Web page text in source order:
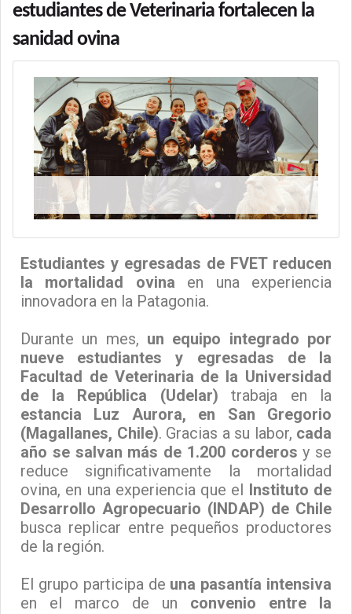
estudiantes de Veterinaria fortalecen la
sanidad ovina
Estudiantes y egresadas de FVET reducen
la mortalidad ovina en una experiencia
innovadora en la Patagonia.
Durante un mes, un equipo integrado por
nueve estudiantes y egresadas de la
Facultad de Veterinaria de la Universidad
de la República (Udelar) trabaja en la
estancia Luz Aurora, en San Gregorio
(Magallanes, Chile). Gracias a su labor, cada
año se salvan más de 1.200 corderos y se
reduce significativamente la mortalidad
ovina, en una experiencia que el Instituto de
Desarrollo Agropecuario (INDAP) de Chile
busca replicar entre pequeños productores
de la región.
El grupo participa de una pasantía intensiva
en el marco de un convenio entre la